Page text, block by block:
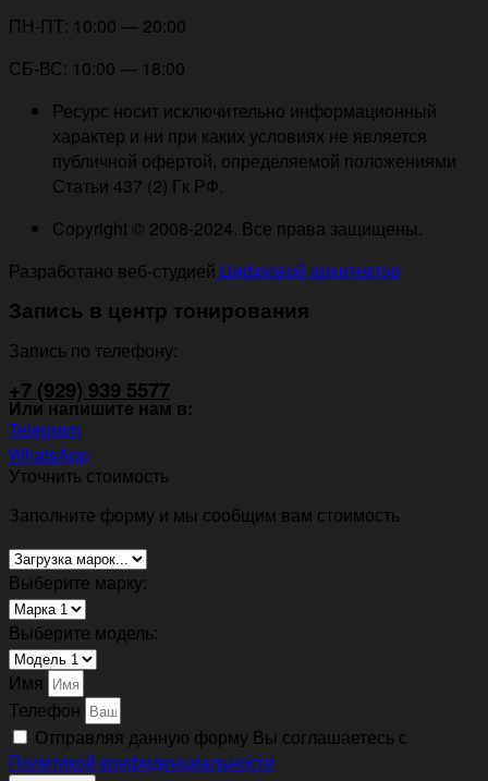
ПН-ПТ: 10:00 — 20:00
СБ-ВС: 10:00 — 18:00
Ресурс носит исключительно информационный
характер и ни при каких условиях не является
публичной офертой, определяемой положениями
Статьи 437 (2) Гк РФ.
Copyright © 2008-2024. Все права защищены.
Разработано веб-студией Цифровой архитектор
Запись в центр тонирования
Запись по телефону:
+7 (929) 939 5577
Или напишите нам в:
Telegram
WhatsApp
Уточнить стоимость
Заполните форму и мы сообщим вам стоимость
Выберите марку:
Выберите модель:
Имя
Телефон
Отправляя данную форму Вы соглашаетесь с
Политикой конфиденциальности